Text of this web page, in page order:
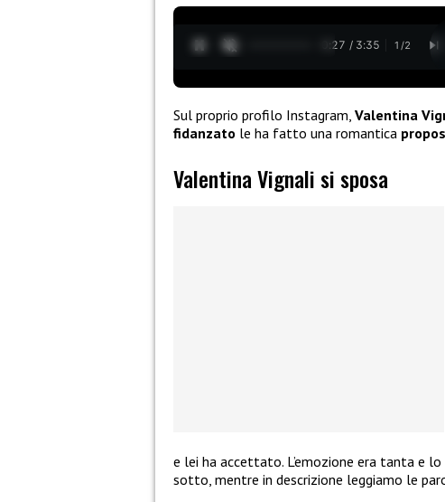
0:28 / 3:35 1 /2
Sul proprio profilo Instagram, Valentina
fidanzato le ha fatto una romantica
Valentina Vignali si sposa
e lei ha accettato. L’emozione era tanta e
sotto, mentre in descrizione leggiamo le